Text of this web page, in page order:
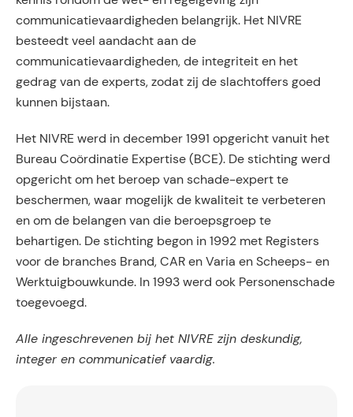
communicatievaardigheden belangrijk. Het NIVRE
besteedt veel aandacht aan de
communicatievaardigheden, de integriteit en het
gedrag van de experts, zodat zij de slachtoffers goed
kunnen bijstaan.
Het NIVRE werd in december 1991 opgericht vanuit het
Bureau Coördinatie Expertise (BCE). De stichting werd
opgericht om het beroep van schade-expert te
beschermen, waar mogelijk de kwaliteit te verbeteren
en om de belangen van die beroepsgroep te
behartigen. De stichting begon in 1992 met Registers
voor de branches Brand, CAR en Varia en Scheeps- en
Werktuigbouwkunde. In 1993 werd ook Personenschade
toegevoegd.
Alle ingeschrevenen bij het NIVRE zijn deskundig,
integer en communicatief vaardig.